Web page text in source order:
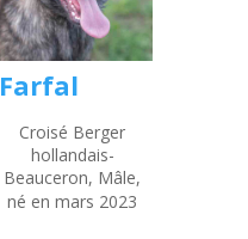
Farfal
Croisé Berger
hollandais-
Beauceron, Mâle,
né en mars 2023